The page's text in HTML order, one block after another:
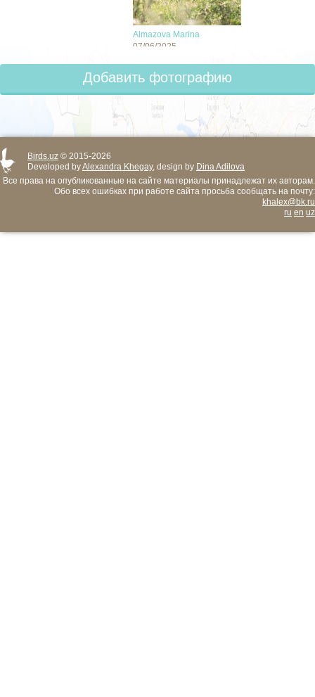
Almazova Marina
07/06/2025
Добавить фотографию
Birds.uz © 2015-2026
Developed byAlexandra Khegay, design by Dina Adilova
Все права на опубликованные на сайте материалы принадлежат их авторам.
Обо всех ошибках при работе сайта просьба сообщать на почту:
khalex@bk.ru
ru en uz